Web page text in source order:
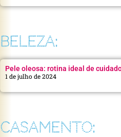
BELEZA:
Pele oleosa: rotina ideal de
1 de julho de 2024
CASAMENTO: